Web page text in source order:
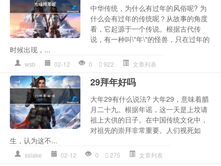
中华传统，为什么有过年的风俗呢? 为
什么会有过年的传统呢？从故事的角度
看，它起源于一个传说。根据古代传
说，有一种叫\"年\"的怪兽，只在过年的
时候出现，...
wsb 02-12 0 922 文章列表
29拜年好吗
大年29有什么说法? 大年29，意味着腊
月二十九。根据年谣，这一天是上坟请
祖上大供的日子。在中国传统文化中，
对祖先的崇拜非常重要。人们视死如
生，认为这不...
sslake 02-12 0 275 文章列表